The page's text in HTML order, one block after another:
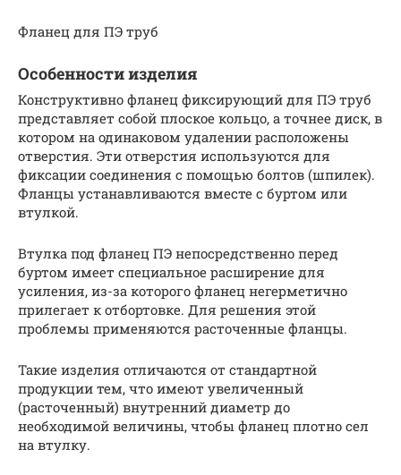
Фланец для ПЭ труб
Особенности изделия
Конструктивно фланец фиксирующий для ПЭ труб
представляет собой плоское кольцо, а точнее диск, в
котором на одинаковом удалении расположены
отверстия. Эти отверстия используются для
фиксации соединения с помощью болтов (шпилек).
Фланцы устанавливаются вместе с буртом или
втулкой.
Втулка под фланец ПЭ непосредственно перед
буртом имеет специальное расширение для
усиления, из-за которого фланец негерметично
прилегает к отбортовке. Для решения этой
проблемы применяются расточенные фланцы.
Такие изделия отличаются от стандартной
продукции тем, что имеют увеличенный
(расточенный) внутренний диаметр до
необходимой величины, чтобы фланец плотно сел
на втулку.